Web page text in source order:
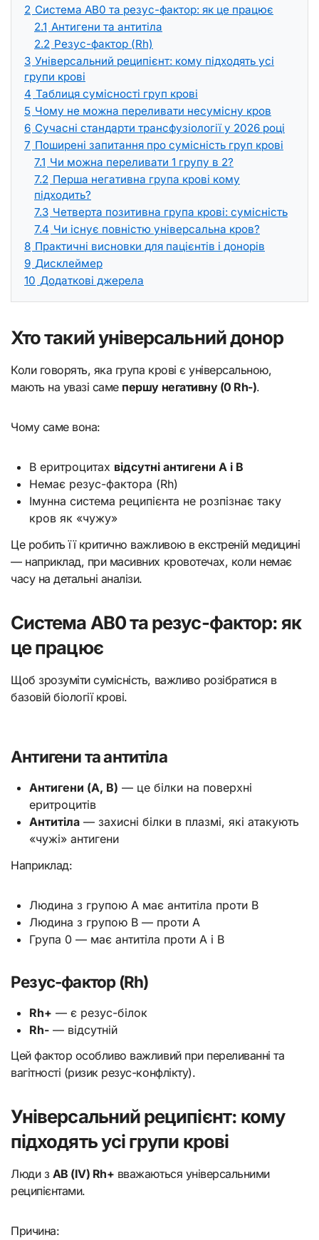
2 Система AB0 та резус-фактор: як це працює
2.1 Антигени та антитіла
2.2 Резус-фактор (Rh)
3 Універсальний реципієнт: кому підходять усі
групи крові
4 Таблиця сумісності груп крові
5 Чому не можна переливати несумісну кров
6 Сучасні стандарти трансфузіології у 2026 році
7 Поширені запитання про сумісність груп крові
7.1 Чи можна переливати 1 групу в 2?
7.2 Перша негативна група крові кому
підходить?
7.3 Четверта позитивна група крові: сумісність
7.4 Чи існує повністю універсальна кров?
8 Практичні висновки для пацієнтів і донорів
9 Дисклеймер
10 Додаткові джерела
Хто такий універсальний донор
Коли говорять, яка група крові є універсальною,
мають на увазі саме першу негативну (0 Rh-).
Чому саме вона:
В еритроцитах відсутні антигени A і B
Немає резус-фактора (Rh)
Імунна система реципієнта не розпізнає таку
кров як «чужу»
Це робить її критично важливою в екстреній медицині
— наприклад, при масивних кровотечах, коли немає
часу на детальні аналізи.
Система AB0 та резус-фактор: як
це працює
Щоб зрозуміти сумісність, важливо розібратися в
базовій біології крові.
Антигени та антитіла
Антигени (A, B) — це білки на поверхні
еритроцитів
Антитіла— захисні білки в плазмі, які атакують
«чужі» антигени
Наприклад:
Людина з групою A має антитіла проти B
Людина з групою B — проти A
Група 0 — має антитіла проти A і B
Резус-фактор (Rh)
Rh+ — є резус-білок
Rh-— відсутній
Цей фактор особливо важливий при переливанні та
вагітності (ризик резус-конфлікту).
Універсальний реципієнт: кому
підходять усі групи крові
Люди з AB (IV) Rh+ вважаються універсальними
реципієнтами.
Причина: